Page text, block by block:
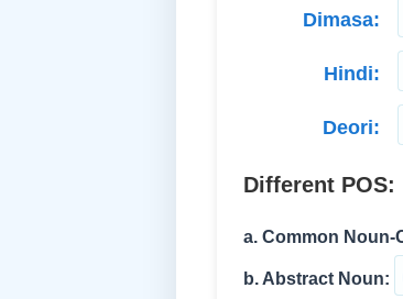
Dimasa:
Hindi:
Deori:
Different POS:
a. Common Noun-
b. Abstract Noun: